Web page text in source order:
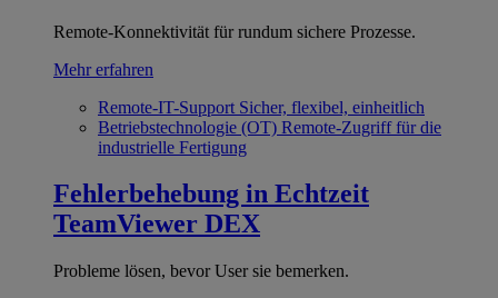
Remote-Konnektivität für rundum sichere Prozesse.
Mehr erfahren
Remote-IT-Support Sicher, flexibel, einheitlich
Betriebstechnologie (OT) Remote-Zugriff für die
industrielle Fertigung
Fehlerbehebung in Echtzeit
TeamViewer DEX
Probleme lösen, bevor User sie bemerken.